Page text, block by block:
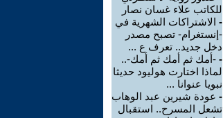
للكاتب علاء غسان نصار
- الاشتراكات الشهرية في
-إنستغرام- تصبح مصدر
دخل جديد.. تعرف ع ...
- -أمك ثم أمك ثم أمك-..
لماذا اختارت هوليود حديثا
نبويا عنوانا ...
- عودة شيرين عبد الوهاب
تشعل المسرح.. استقبال